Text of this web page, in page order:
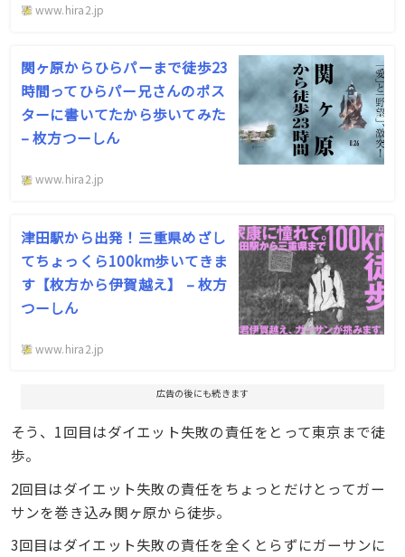
www.hira2.jp
関ヶ原からひらパーまで徒歩23
時間ってひらパー兄さんのポス
ターに書いてたから歩いてみた
– 枚方つーしん
www.hira2.jp
津田駅から出発！三重県めざし
てちょっくら100km歩いてきま
す【枚方から伊賀越え】 – 枚方
つーしん
www.hira2.jp
広告の後にも続きます
そう、1回目はダイエット失敗の責任をとって東京まで徒
歩。
2回目はダイエット失敗の責任をちょっとだけとってガー
サンを巻き込み関ヶ原から徒歩。
3回目はダイエット失敗の責任を全くとらずにガーサンに